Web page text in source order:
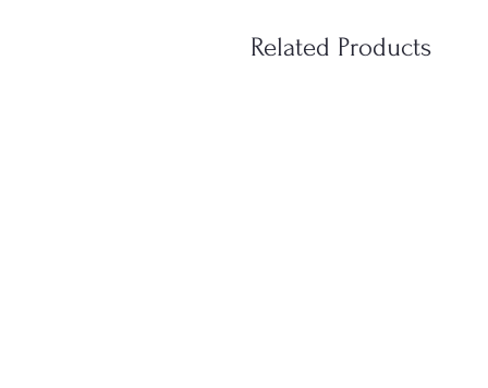
Related Products